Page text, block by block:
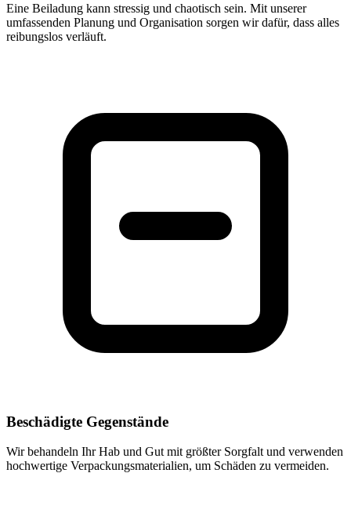
Eine Beiladung kann stressig und chaotisch sein. Mit unserer
umfassenden Planung und Organisation sorgen wir dafür, dass alles
reibungslos verläuft.
Beschädigte Gegenstände
Wir behandeln Ihr Hab und Gut mit größter Sorgfalt und verwenden
hochwertige Verpackungsmaterialien, um Schäden zu vermeiden.